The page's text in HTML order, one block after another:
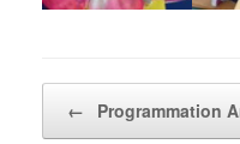
← Programmation